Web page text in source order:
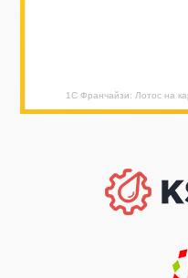
1С Франчайзи: Лотос на